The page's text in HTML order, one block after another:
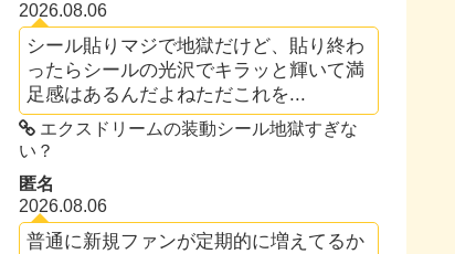
2026.08.06
シール貼りマジで地獄だけど、貼り終わ
ったらシールの光沢でキラッと輝いて満
足感はあるんだよねただこれを...
エクスドリームの装動シール地獄すぎな
い？
匿名
2026.08.06
普通に新規ファンが定期的に増えてるか